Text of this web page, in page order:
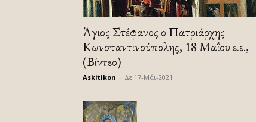
Άγιος Στέφανος ο Πατριάρχης
Κωνσταντινούπολης, 18 Μαΐου ε.ε.,
(Βίντεο)
Askitikon Δε 17-Μάι-2021